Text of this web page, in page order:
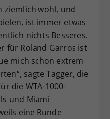
ziemlich wohl, und
ist immer etwas
nichts Besseres.
für Roland Garros ist
mich schon extrem
sagte Tagger, die
die WTA-1000-
und Miami
eine Runde